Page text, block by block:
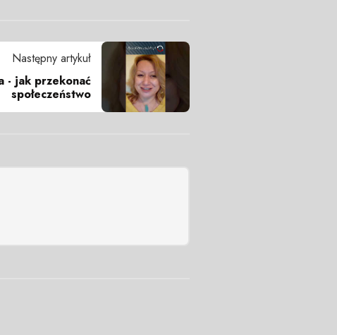
Następny artykuł
- jak przekonać
społeczeństwo